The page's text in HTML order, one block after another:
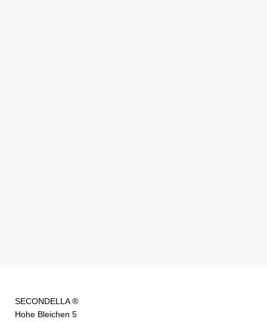
SECONDELLA ®
Hohe Bleichen 5